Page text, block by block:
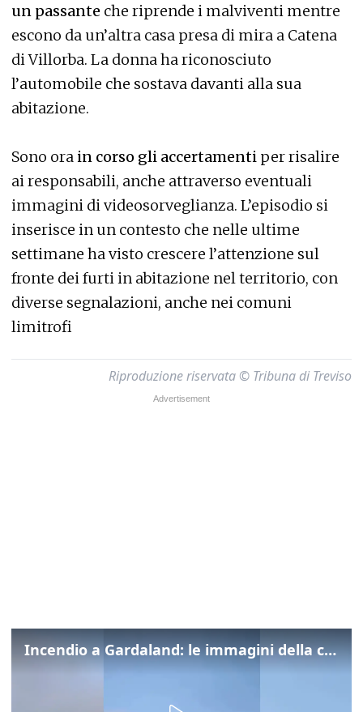
un passante che riprende i malviventi mentre
escono da un’altra casa presa di mira a Catena
di Villorba. La donna ha riconosciuto
l’automobile che sostava davanti alla sua
abitazione.
Sono ora in corso gli accertamenti per risalire
ai responsabili, anche attraverso eventuali
immagini di videosorveglianza. L’episodio si
inserisce in un contesto che nelle ultime
settimane ha visto crescere l’attenzione sul
fronte dei furti in abitazione nel territorio, con
diverse segnalazioni, anche nei comuni
limitrofi
Riproduzione riservata © Tribuna di Treviso
Incendio a Gardaland: le immagini della colonna di fumo